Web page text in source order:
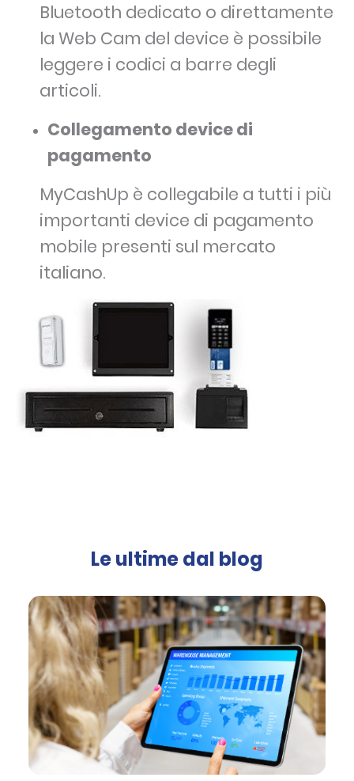
Bluetooth dedicato o direttamente
la Web Cam del device è possibile
leggere i codici a barre degli
articoli.
Collegamento device di
pagamento
MyCashUp è collegabile a tutti i più
importanti device di pagamento
mobile presenti sul mercato
italiano.
Le ultime dal blog